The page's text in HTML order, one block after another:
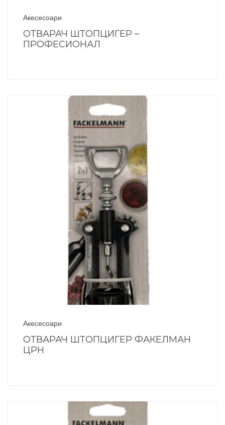
Акесесоари
ОТВАРАЧ ШТОПЦИГЕР –
ПРОФЕСИОНАЛ
Акесесоари
ОТВАРАЧ ШТОПЦИГЕР ФАКЕЛМАН
ЦРН